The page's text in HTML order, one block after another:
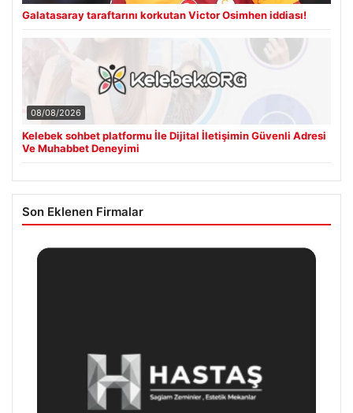
Galatasaray taraftarını korkutan Victor Osimhen iddiası!
08/08/2026
Kelebek sohbet platformu İle Dijital İletişimin Güvenli Adresi
Ve Muhabbet Deneyimi
Son Eklenen Firmalar